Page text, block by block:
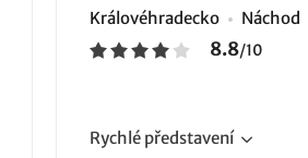
Královéhradecko Náchod
8.8/10
Rychlé představení